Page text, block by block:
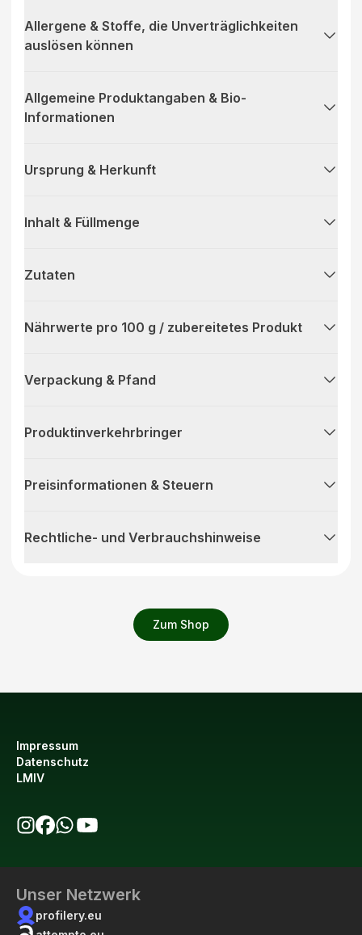
Zum Shop
Allergene & Stoffe, die Unverträglichkeiten
auslösen können
Allgemeine Produktangaben & Bio-
Informationen
Ursprung & Herkunft
Inhalt & Füllmenge
Zutaten
Nährwerte pro 100 g / zubereitetes Produkt
Verpackung & Pfand
Produktinverkehrbringer
Preisinformationen & Steuern
Rechtliche- und Verbrauchshinweise
Impressum
Datenschutz
LMIV
Unser Netzwerk
profilery.eu